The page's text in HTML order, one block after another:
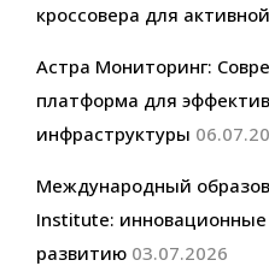
кроссовера для
Астра Мониторинг:
платформа для
инфраструктуры
Международный
Institute:
развитию 03.07.2026